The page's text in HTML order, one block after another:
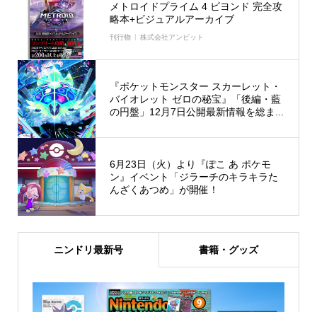
メトロイドプライム 4 ビヨンド 完全攻
略本+ビジュアルアーカイブ
刊行物 株式会社アンビット
『ポケットモンスター スカーレット・
バイオレット ゼロの秘宝』「後編・藍
の円盤」12月7日公開最新情報を総ま...
6月23日（火）より『ぽこ あ ポケモ
ン』イベント「ジラーチのキラキラた
んざくあつめ」が開催！
ニンドリ最新号 書籍・グッズ